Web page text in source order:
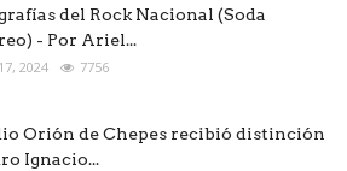
del Rock Nacional (Soda
- Por Ariel...
2024 7756
Orión de Chepes recibió distinción
Ignacio...